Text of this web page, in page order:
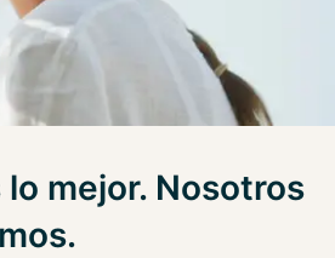
lo mejor. Nosotros